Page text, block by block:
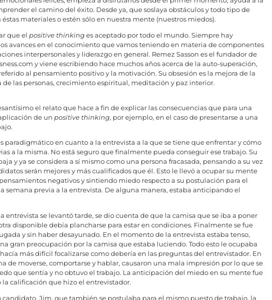
el camino del éxito. Desde ya, que soslaya obstáculos y todo tipo de
materiales o estén sólo en nuestra mente (nuestros miedos).
que el positive thinkinges aceptado por todo el mundo. Siempre hay
avances en el conocimiento que vamos teniendo en materia de componentes
interpersonales y liderazgo en general. Remez Sasson es el fundador de
y viene escribiendo hace muchos años acerca de la auto-superación,
al pensamiento positivo y la motivación. Su obsesión es la mejora de la
de las personas, crecimiento espiritual, meditación y paz interior.
el relato que hace a fin de explicar las consecuencias que para una
de un positive thinking, por ejemplo, en el caso de presentarse a una
paradigmático en cuanto a la entrevista a la que se tiene que enfrentar y cómo
a la misma. No está seguro que finalmente pueda conseguir ese trabajo. Su
y ya se considera a sí mismo como una persona fracasada, pensando a su vez
serán mejores y más cualificados que él. Esto le llevó a ocupar su mente
negativos y sintiendo miedo respecto a su postulación para el
semana previa a la entrevista. De alguna manera, estaba anticipando el
entrevista se levantó tarde, se dio cuenta de que la camisa que se iba a poner
disponible debía plancharse para estar en condiciones. Finalmente se fue
y sin haber desayunado. En el momento de la entrevista estaba tenso,
gran preocupación por la camisa que estaba luciendo. Todo esto le ocupaba
más difícil focalizarse como debería en las preguntas del entrevistador. En
de moverse, comportarse y hablar, causaron una mala impresión por lo que se
que sentía y no obtuvo el trabajo. La anticipación del miedo en su mente fue
calificación que hizo el entrevistador.
candidato, Jim, que también se postulaba para el mismo puesto de trabajo, la